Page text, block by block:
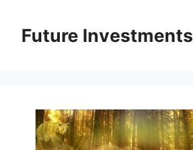
вмістуFuture Investments